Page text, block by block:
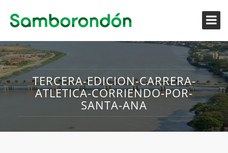
TERCERA-EDICION-CARRERA-
ATLETICA-CORRIENDO-POR-
SANTA-ANA